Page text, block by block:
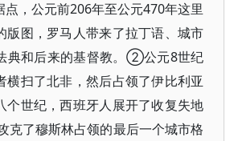
，公元前206年至公元470年这里
版图，罗马人带来了拉丁语、城市
典和后来的基督教。②公元8世纪
横扫了北非，然后占领了伊比利亚
个世纪，西班牙人展开了收复失地
克了穆斯林占领的最后一个城市格